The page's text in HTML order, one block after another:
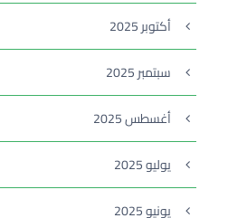
أكتوبر 2025
سبتمبر 2025
أغسطس 2025
يوليو 2025
يونيو 2025